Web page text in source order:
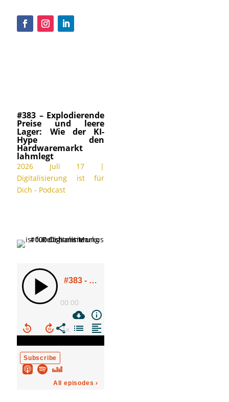
#383 – Explodierende
Preise und leere
Lager: Wie der KI-
Hype den
Hardwaremarkt
lahmlegt
2026 Juli 17|
Digitalisierung ist für
Dich - Podcast